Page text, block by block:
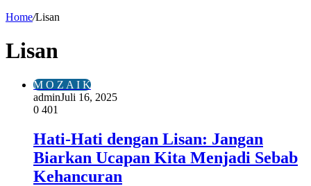
Home/Lisan
Lisan
M O Z A I K
adminJuli 16, 2025
0 401
Hati-Hati dengan Lisan: Jangan
Biarkan Ucapan Kita Menjadi Sebab
Kehancuran